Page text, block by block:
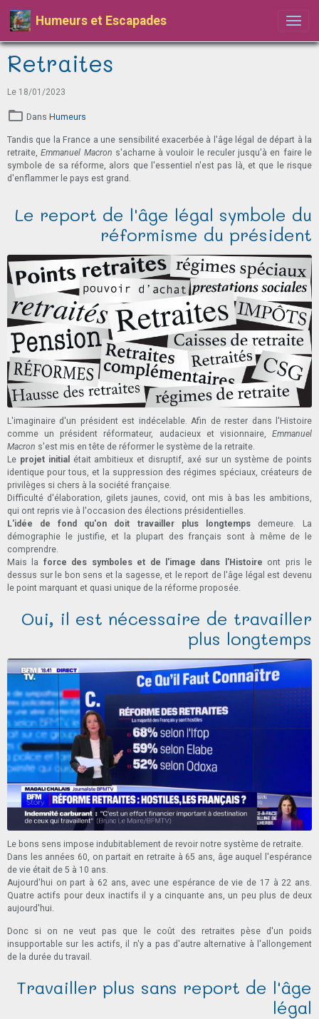
Humeurs et Escapades
Retraites
Le 18/01/2023
Dans Humeurs
Tandis que la France a une sensibilité exacerbée à l'âge légal de départ à la
retraite,Emmanuel Macron s'acharne à vouloir le reculer jusqu'à en faire le
symbole de sa réforme, alors que l'essentiel n'est pas là, et que le risque
d'enflammer le pays est grand.
Le report de l'âge légal symbole du
réformisme du président
L'imaginaire d'un président est indécelable. Afin de rester dans l'Histoire
comme un président réformateur, audacieux et visionnaire, Emmanuel
Macron s'est mis en tête de réformer le système de la retraite.
Le projet initial
était ambitieux et disruptif, axé sur un système de points
identique pour tous, et la suppression des régimes spéciaux, créateurs de
privilèges si chers à la société française.
Difficulté d'élaboration, gilets jaunes, covid, ont mis à bas les ambitions,
qui ont repris vie à l'occasion des élections présidentielles.
L'idée de fond qu'on doit travailler plus longtempsdemeure. La
démographie le justifie, et la plupart des français sont à même de le
comprendre.
Mais la force des symboles et de l'image dans l'Histoire ont pris le
dessus sur le bon sens et la sagesse, et le report de l'âge légal est devenu
le point marquant et quasi unique de la réforme proposée.
Oui, il est nécessaire de travailler
plus longtemps
Le bons sens impose indubitablement de revoir notre système de retraite.
Dans les années 60, on partait en retraite à 65 ans, âge auquel l'espérance
de vie était de 5 à 10 ans.
Aujourd'hui on part à 62 ans, avec une espérance de vie de 17 à 22 ans.
Quatre actifs pour deux inactifs il y a cinquante ans, un peu plus de deux
aujourd'hui.
Donc si on ne veut pas que le coût des retraites pèse d'un poids
insupportable sur les actifs, il n'y a pas d'autre alternative à l'allongement
de la durée du travail.
Travailler plus sans report de l'âge
légal